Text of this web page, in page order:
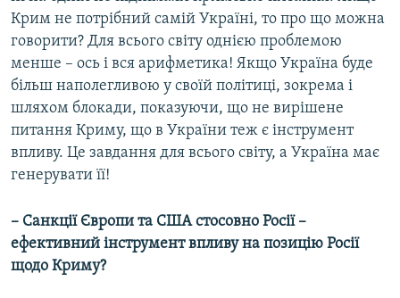
Крим не потрібний самій Україні, то про що можна
говорити? Для всього світу однією проблемою
менше – ось і вся арифметика! Якщо Україна буде
більш наполегливою у своїй політиці, зокрема і
шляхом блокади, показуючи, що не вирішене
питання Криму, що в України теж є інструмент
впливу. Це завдання для всього світу, а Україна має
генерувати її!
– Санкції Європи та США стосовно Росії –
ефективний інструмент впливу на позицію Росії
щодо Криму?